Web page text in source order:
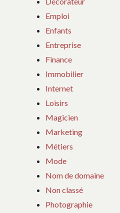
Emploi
Enfants
Entreprise
Finance
Immobilier
Internet
Loisirs
Magicien
Marketing
Métiers
Mode
Nom de domaine
Non classé
Photographie